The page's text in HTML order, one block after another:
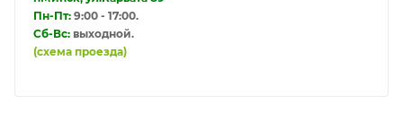
Пн-Пт: 9:00 - 17:00.
Сб-Вс: выходной.
(схема проезда)